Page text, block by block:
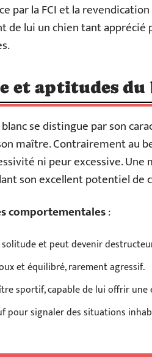
par la FCI et la
de lui un chien tant apprécié
et aptitudes du
se distingue par son
maître. Contrairement au
ni peur excessive. Une
son excellent potentiel de
comportementales:
et peut devenir
et équilibré, rarement agressif.
sportif, capable de lui offrir
pour signaler des situations